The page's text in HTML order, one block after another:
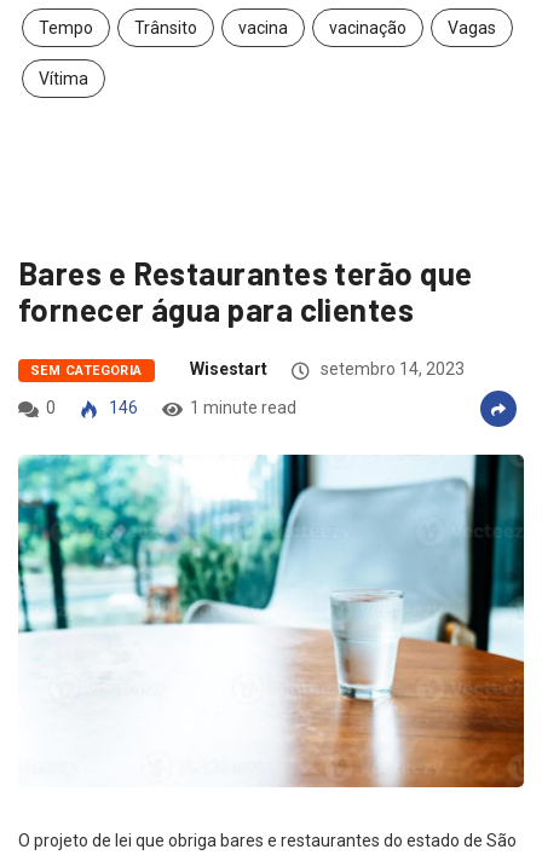
Tempo Trânsito vacina vacinação Vagas
Vítima
Bares e Restaurantes terão que
fornecer água para clientes
SEM CATEGORIA Wisestart
setembro 14, 2023
0
146 1 minute read
O projeto de lei que obriga bares e restaurantes do estado de São